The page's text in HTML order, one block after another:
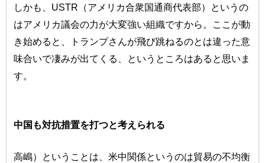
しかも、USTR（アメリカ合衆国通商代表部）というの
はアメリカ議会の力が大変強い組織ですから。ここが動
き始めると、トランプさんが飛び跳ねるのとは違った意
味合いで凄みが出てくる、というところはあると思いま
す。
中国も対抗措置を打つと考えられる
高嶋）ということは、米中関係というのは貿易の不均衡